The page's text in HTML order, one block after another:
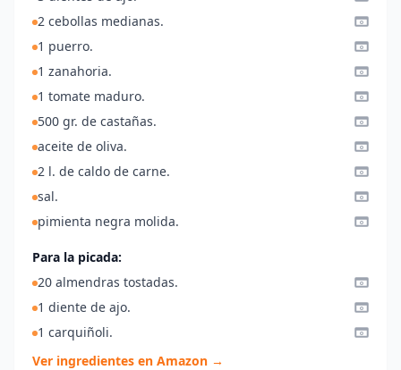
2 cebollas medianas.
1 puerro.
1 zanahoria.
1 tomate maduro.
500 gr. de castañas.
aceite de oliva.
2 l. de caldo de carne.
sal.
pimienta negra molida.
Para la picada:
20 almendras tostadas.
1 diente de ajo.
1 carquiñoli.
Ver ingredientes en Amazon →